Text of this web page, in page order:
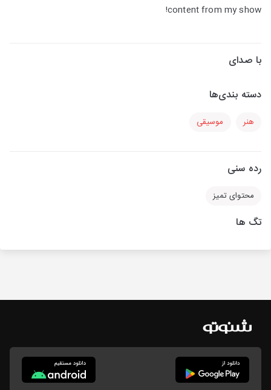
content from my show!
با صدای
دسته بندی‌ها
هنر موسیقی
رده سنی
محتوای تمیز
تگ ها